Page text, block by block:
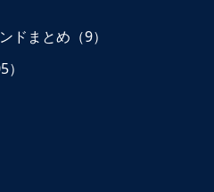
ドまとめ（9）